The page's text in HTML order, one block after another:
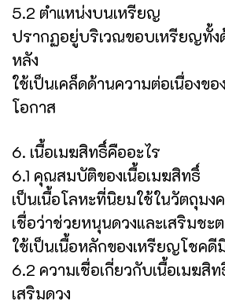
5.2 ตำแหน่งบนเหรียญ
ปรากฏอยู่บริเวณขอบเหรียญทั้ง
หลัง
ใช้เป็นเคล็ดด้านความต่อเนื่องข
โอกาส
6. เนื้อเมฆสิทธิ์คืออะไร
6.1 คุณสมบัติของเนื้อเมฆสิทธิ์
เป็นเนื้อโลหะที่นิยมใช้ในวัตถุมง
เชื่อว่าช่วยหนุนดวงและเสริมชะ
ใช้เป็นเนื้อหลักของเหรียญโชคดี
6.2 ความเชื่อเกี่ยวกับเนื้อเมฆสิท
เสริมดวง